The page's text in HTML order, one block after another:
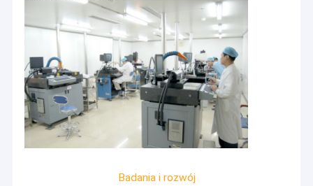
Badania i rozwój